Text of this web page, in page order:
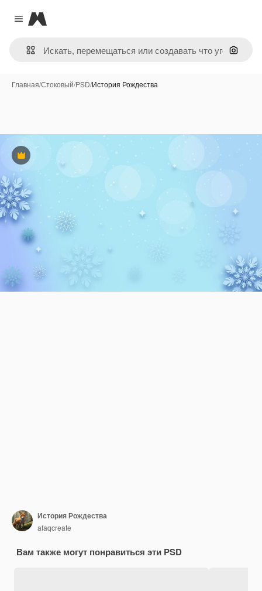
Close menu
Magnific
Поиск
Главная/Стоковый/PSD/История Рождества
Премиум
История Рождества
afaqcreate
Вам также могут понравиться эти PSD